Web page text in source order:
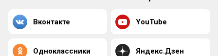
Вконтакте YouTube
Одноклассники Яндекс.Дзен